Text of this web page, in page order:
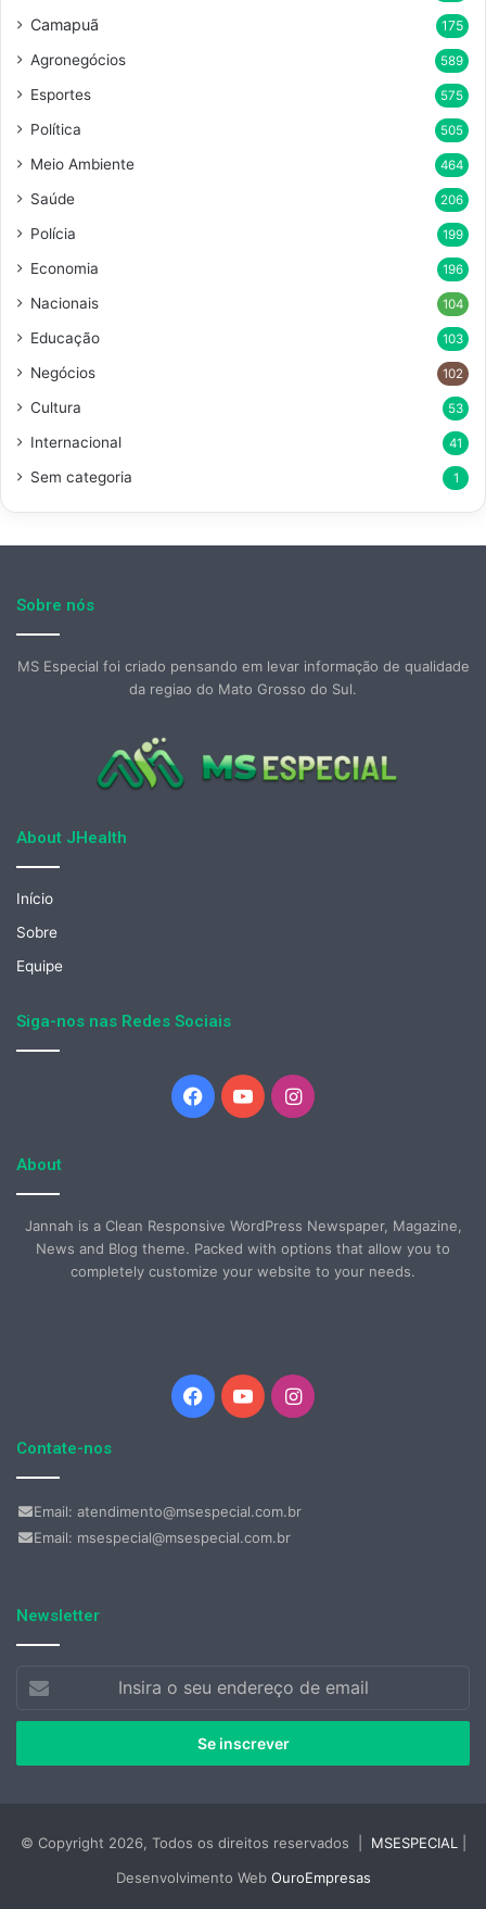
Camapuã 175
Agronegócios 589
Esportes 575
Política 505
Meio Ambiente 464
Saúde 206
Polícia 199
Economia 196
Nacionais 104
Educação 103
Negócios 102
Cultura 53
Internacional 41
Sem categoria 1
Sobre nós
MS Especial foi criado pensando em levar informação de qualidade
da regiao do Mato Grosso do Sul.
About JHealth
Início
Sobre
Equipe
Siga-nos nas Redes Sociais
Facebook
YouTubeInstagram
About
Jannah is a Clean Responsive WordPress Newspaper, Magazine,
News and Blog theme. Packed with options that allow you to
completely customize your website to your needs.
Facebook
YouTubeInstagram
Contate-nos
Email: atendimento@msespecial.com.br
Email: msespecial@msespecial.com.br
Newsletter
seu
de
© Copyright 2026, Todos os direitos reservados | MSESPECIAL
Desenvolvimento Web OuroEmpresas